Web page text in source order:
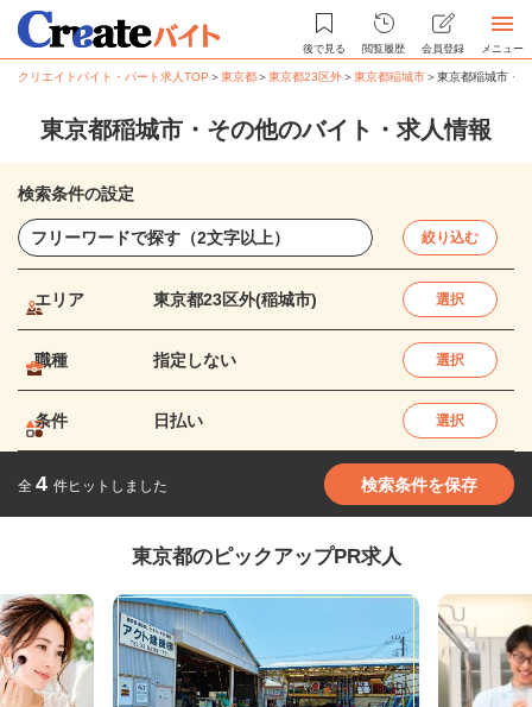
後で見る 閲覧履歴 会員登録 メニュー
クリエイトバイト・パート求人TOP ＞東京都＞東京都23区外＞東京都稲城市＞東京都稲城市・
東京都稲城市・その他のバイト・求人情報
検索条件の設定
絞り込む
エリア 東京都23区外(稲城市) 選択
職種 指定しない 選択
条件 日払い 選択
全 4 件ヒットしました 検索条件を保存
東京都のピックアップPR求人